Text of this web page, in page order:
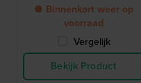
● Binnenkort weer op
voorraad
Vergelijk
Bekijk Product